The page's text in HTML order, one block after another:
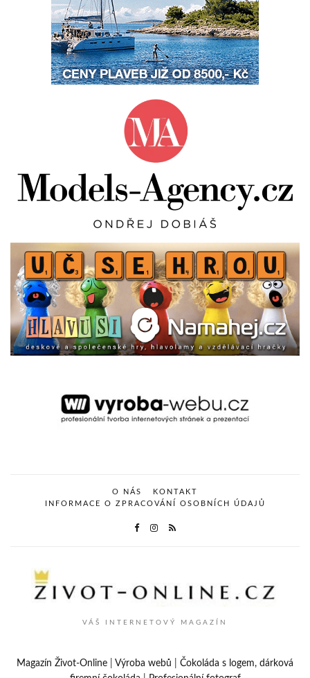
O NÁS
KONTAKT
INFORMACE O ZPRACOVÁNÍ OSOBNÍCH ÚDAJŮ
VÁŠ INTERNETOVÝ MAGAZÍN
Magazín Život-Online Výroba webů
Čokoláda s logem, dárková